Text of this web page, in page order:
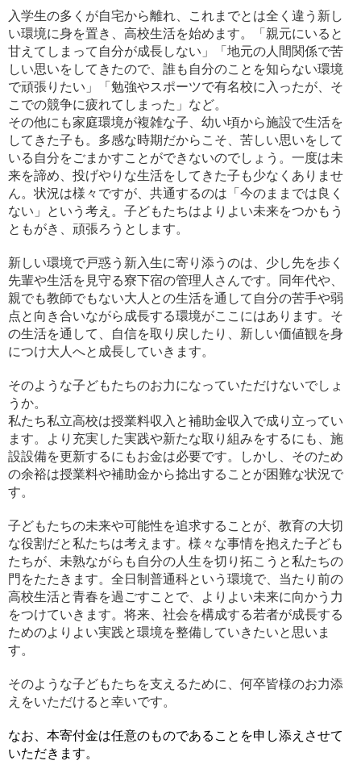
入学生の多くが自宅から離れ、これまでとは全く違う新し
い環境に身を置き、高校生活を始めます。「親元にいると
甘えてしまって自分が成長しない」「地元の人間関係で苦
しい思いをしてきたので、誰も自分のことを知らない環境
で頑張りたい」「勉強やスポーツで有名校に入ったが、そ
こでの競争に疲れてしまった」など。
その他にも家庭環境が複雑な子、幼い頃から施設で生活を
してきた子も。多感な時期だからこそ、苦しい思いをして
いる自分をごまかすことができないのでしょう。一度は未
来を諦め、投げやりな生活をしてきた子も少なくありませ
ん。状況は様々ですが、共通するのは「今のままでは良く
ない」という考え。子どもたちはよりよい未来をつかもう
ともがき、頑張ろうとします。
新しい環境で戸惑う新入生に寄り添うのは、少し先を歩く
先輩や生活を見守る寮下宿の管理人さんです。同年代や、
親でも教師でもない大人との生活を通して自分の苦手や弱
点と向き合いながら成長する環境がここにはあります。そ
の生活を通して、自信を取り戻したり、新しい価値観を身
につけ大人へと成長していきます。
そのような子どもたちのお力になっていただけないでしょ
うか。
私たち私立高校は授業料収入と補助金収入で成り立ってい
ます。より充実した実践や新たな取り組みをするにも、施
設設備を更新するにもお金は必要です。しかし、そのため
の余裕は授業料や補助金から捻出することが困難な状況で
す。
子どもたちの未来や可能性を追求することが、教育の大切
な役割だと私たちは考えます。様々な事情を抱えた子ども
たちが、未熟ながらも自分の人生を切り拓こうと私たちの
門をたたきます。全日制普通科という環境で、当たり前の
高校生活と青春を過ごすことで、よりよい未来に向かう力
をつけていきます。将来、社会を構成する若者が成長する
ためのよりよい実践と環境を整備していきたいと思いま
す。
そのような子どもたちを支えるために、何卒皆様のお力添
えをいただけると幸いです。
なお、本寄付金は任意のものであることを申し添えさせて
いただきます。